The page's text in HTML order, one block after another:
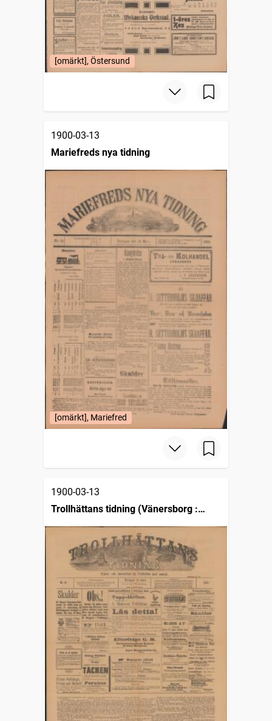
[omärkt], Östersund
1900-03-13
Mariefreds nya tidning
[omärkt], Mariefred
1900-03-13
Trollhättans tidning (Vänersborg :
1903)